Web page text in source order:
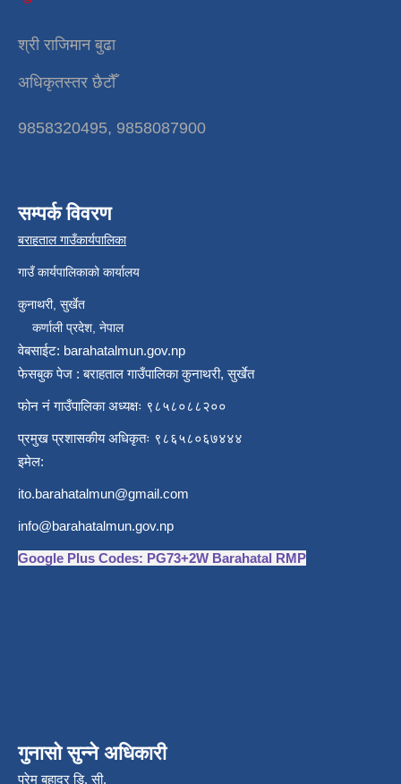
श्री राजिमान बुढा
अधिकृतस्तर छैटौँ
9858320495, 9858087900
सम्पर्क विवरण
बराहताल गाउँकार्यपालिका
गाउँ कार्यपालिकाको कार्यालय
कुनाथरी, सुर्खेत
कर्णाली प्रदेश, नेपाल
वेबसाईट: barahatalmun.gov.np
फेसबुक पेज : बराहताल गाउँपालिका कुनाथरी, सुर्खेत
फोन नं गाउँपालिका अध्यक्षः ९८५८०८८२००
प्रमुख प्रशासकीय अधिकृतः ९८६५८०६७४४४
इमेल:
ito.barahatalmun@gmail.com
info@barahatalmun.gov.np
Google Plus Codes: PG73+2W Barahatal RMP
गुनासो सुन्ने अधिकारी
प्रेम बहादुर डि. सी.